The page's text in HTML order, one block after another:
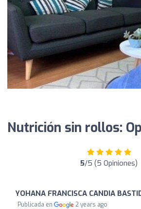
Nutrición sin rollos:
5/5 (5 Opiniones)
YOHANA FRANCISCA CANDIA
Publicada en 2 years ago